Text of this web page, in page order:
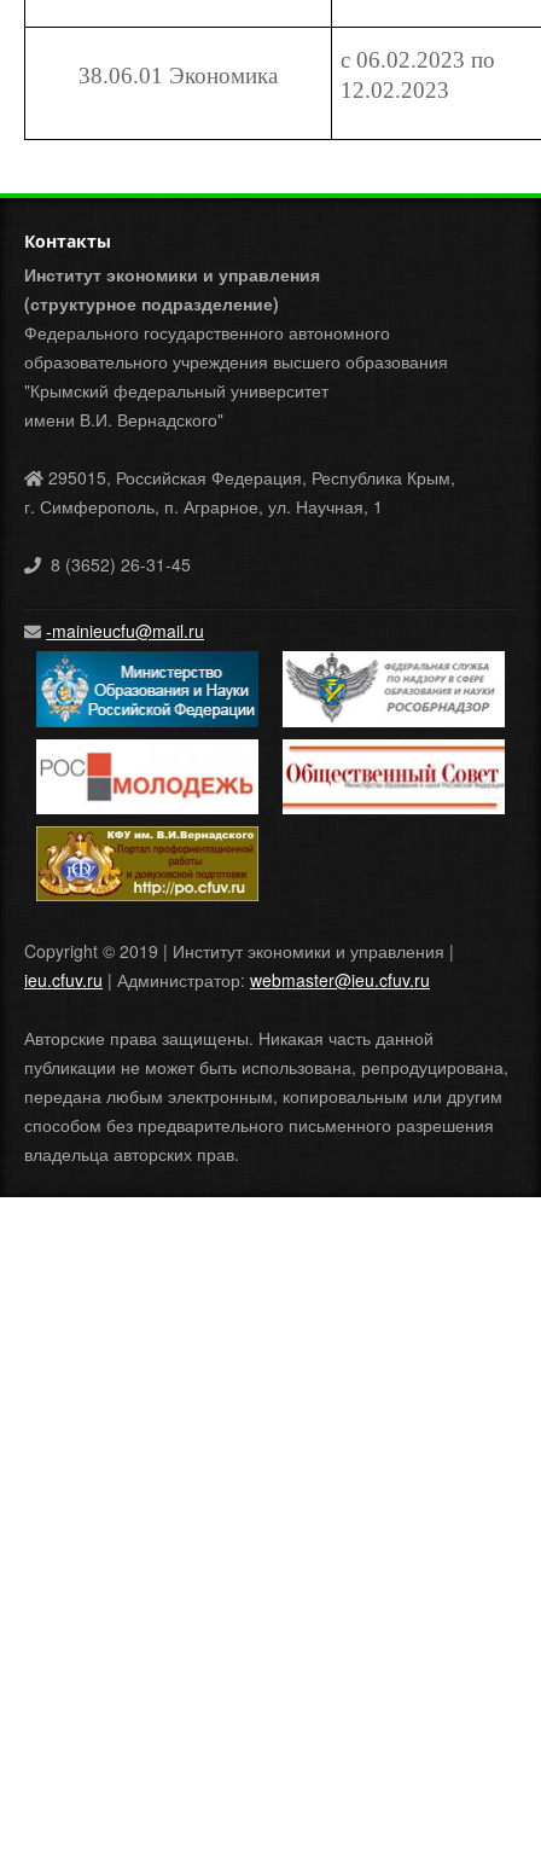
38.06.01 Экономика
с 06.02.2023 по
12.02.2023
Контакты
Институт экономики и управления
(структурное подразделение)
Федерального государственного автономного
образовательного учреждения высшего образования
"Крымский федеральный университет
имени В.И. Вернадского"
295015, Российская Федерация, Республика Крым,
г. Симферополь, п. Аграрное, ул. Научная, 1
8 (3652) 26-31-45
-mainieucfu@mail.ru
Copyright © 2019 | Институт экономики и управления |
ieu.cfuv.ru | Администратор: webmaster@ieu.cfuv.ru
Авторские права защищены. Никакая часть данной
публикации не может быть использована, репродуцирована,
передана любым электронным, копировальным или другим
способом без предварительного письменного разрешения
владельца авторских прав.